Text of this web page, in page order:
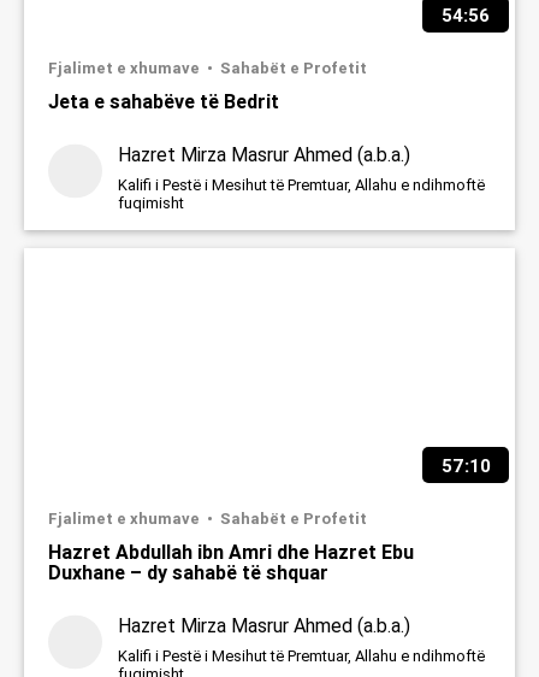
54:56
Fjalimet e xhumave Sahabët e Profetit
Jeta e sahabëve të Bedrit
Hazret Mirza Masrur Ahmed (a.b.a.)
Kalifi i Pestë i Mesihut të Premtuar, Allahu e ndihmoftë
fuqimisht
57:10
Fjalimet e xhumave Sahabët e Profetit
Hazret Abdullah ibn Amri dhe Hazret Ebu
Duxhane – dy sahabë të shquar
Hazret Mirza Masrur Ahmed (a.b.a.)
Kalifi i Pestë i Mesihut të Premtuar, Allahu e ndihmoftë